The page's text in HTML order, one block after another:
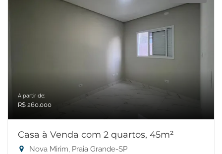
A partir de:
R$ 260.000
Casa à Venda com 2 quartos, 45m²
Nova Mirim, Praia Grande-SP